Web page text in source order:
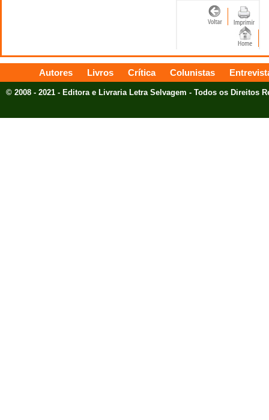
Autores Livros Crítica Colunistas
© 2008 - 2021 - Editora e Livraria Letra Selvagem - Todos os Direitos